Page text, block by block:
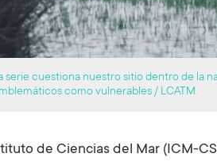
serie cuestiona nuestro sitio dentro de la
como vulnerables / LCATM.
de Ciencias del Mar (ICM-